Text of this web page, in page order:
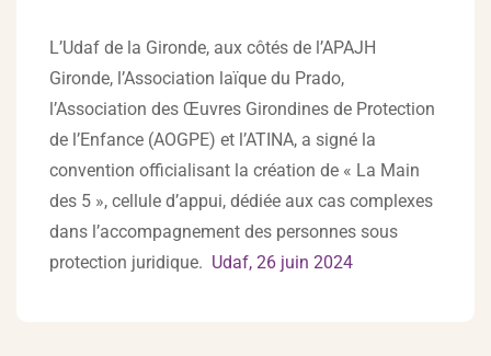
L’Udaf de la Gironde, aux côtés de l’APAJH
Gironde, l’Association laïque du Prado,
l’Association des Œuvres Girondines de Protection
de l’Enfance (AOGPE) et l’ATINA, a signé la
convention officialisant la création de « La Main
des 5 », cellule d’appui, dédiée aux cas complexes
dans l’accompagnement des personnes sous
protection juridique. Udaf, 26 juin 2024